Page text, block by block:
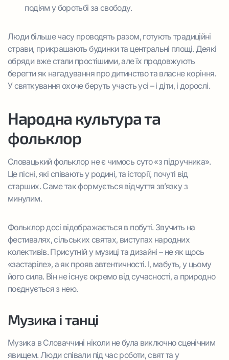
подіям у боротьбі за свободу.
Люди більше часу проводять разом, готують традиційні
страви, прикрашають будинки та центральні площі. Деякі
обряди вже стали простішими, але їх продовжують
берегти як нагадування про дитинство та власне коріння.
У святкування охоче беруть участь усі – і діти, і дорослі.
Народна культура та
фольклор
Словацький фольклор не є чимось суто «з підручника».
Це пісні, які співають у родині, та історії, почуті від
старших. Саме так формується відчуття зв’язку з
минулим.
Фольклор досі відображається в побуті. Звучить на
фестивалях, сільських святах, виступах народних
колективів. Присутній у музиці та дизайні – не як щось
«застаріле», а як прояв автентичності. І, мабуть, у цьому
його сила. Він не існує окремо від сучасності, а природно
поєднується з нею.
Музика і танці
Музика в Словаччині ніколи не була виключно сценічним
явищем. Люди співали під час роботи, свят та у